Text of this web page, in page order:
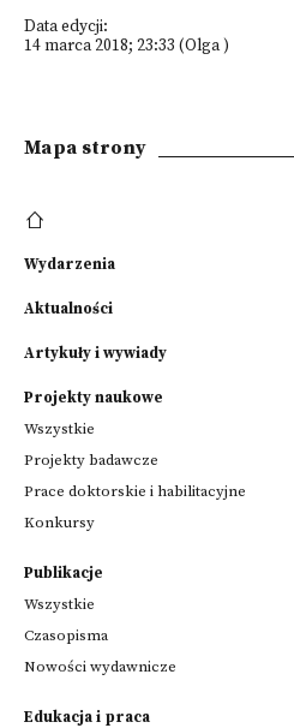
Data edycji:
14 marca 2018; 23:33 (Olga )
Mapa strony
Wydarzenia
Aktualności
Artykuły i wywiady
Projekty naukowe
Wszystkie
Projekty badawcze
Prace doktorskie i habilitacyjne
Konkursy
Publikacje
Wszystkie
Czasopisma
Nowości wydawnicze
Edukacja i praca